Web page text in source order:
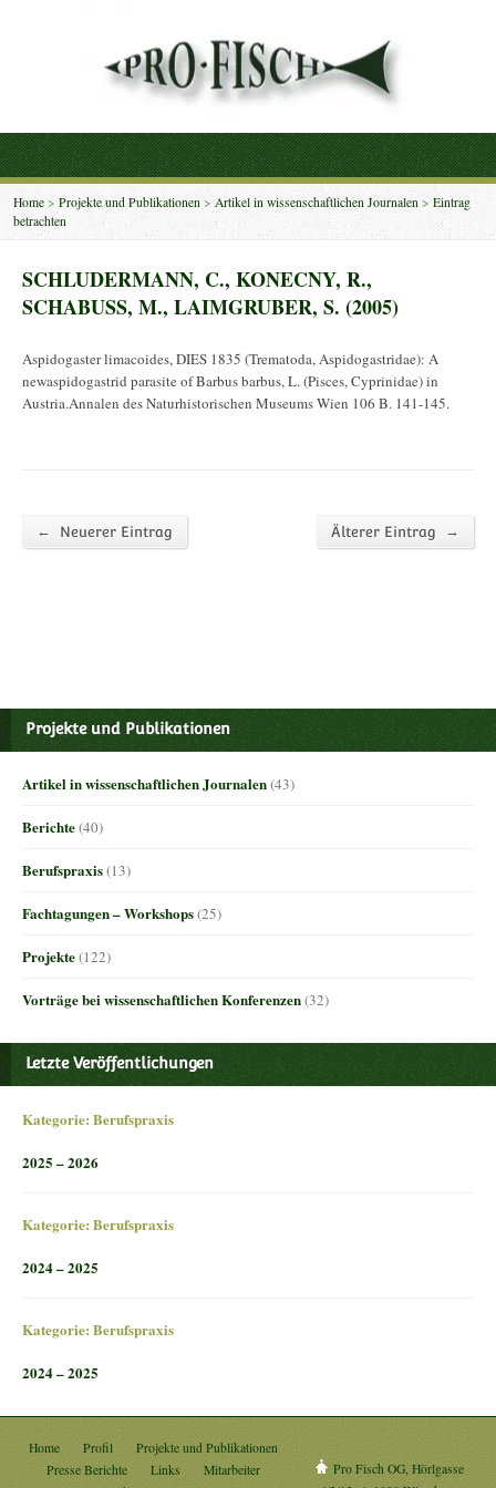
Home >Projekte und Publikationen >Artikel in wissenschaftlichen Journalen >Eintrag
betrachten
SCHLUDERMANN, C., KONECNY, R.,
SCHABUSS, M., LAIMGRUBER, S. (2005)
Aspidogaster limacoides, DIES 1835 (Trematoda, Aspidogastridae): A
newaspidogastrid parasite of Barbus barbus, L. (Pisces, Cyprinidae) in
Austria.Annalen des Naturhistorischen Museums Wien 106 B. 141-145.
← Neuerer Eintrag Älterer Eintrag →
Projekte und Publikationen
Artikel in wissenschaftlichen Journalen(43)
Berichte(40)
Berufspraxis(13)
Fachtagungen – Workshops(25)
Projekte(122)
Vorträge bei wissenschaftlichen Konferenzen(32)
Letzte Veröffentlichungen
Kategorie: Berufspraxis
2025 – 2026
Kategorie: Berufspraxis
2024 – 2025
Kategorie: Berufspraxis
2024 – 2025
Home Profil
Projekte und Publikationen
Presse Berichte
Links
Mitarbeiter
Pro Fisch OG, Hörlgasse